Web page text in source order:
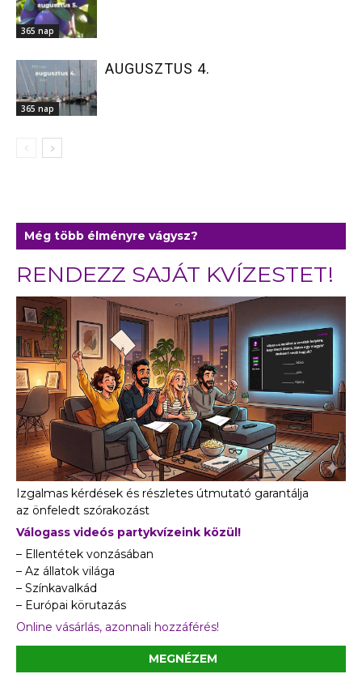
365 nap
365 nap
AUGUSZTUS 4.
Még több élményre vágysz?
RENDEZZ SAJÁT KVÍZESTET!
Izgalmas kérdések és részletes útmutató garantálja
az önfeledt szórakozást
Válogass videós partykvízeink közül!
– Ellentétek vonzásában
– Az állatok világa
– Színkavalkád
– Európai körutazás
Online vásárlás, azonnali hozzáférés!
MEGNÉZEM